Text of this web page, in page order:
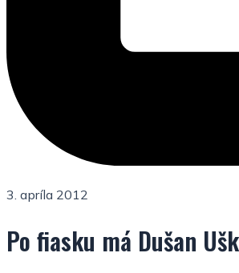
3. apríla 2012
Po fiasku má Dušan